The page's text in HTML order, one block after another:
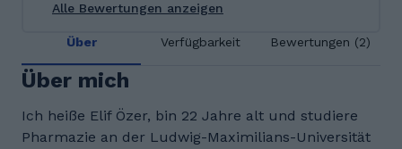
Alle Bewertungen anzeigen
Über Verfügbarkeit Bewertungen (2)
Über mich
Ich heiße Elif Özer, bin 22 Jahre alt und studiere
Pharmazie an der Ludwig-Maximilians-Universität